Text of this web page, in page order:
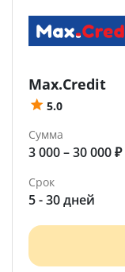
Max.Credit
5.0
Сумма
3 000 – 30 000 ₽
Срок
5 - 30 дней